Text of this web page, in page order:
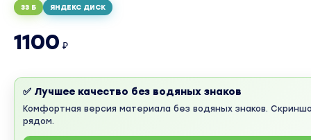
33 Б ЯНДЕКС ДИСК
1100 ₽
✅ Лучшее качество без водяных знаков
Комфортная версия материала без водяных знаков.
рядом.